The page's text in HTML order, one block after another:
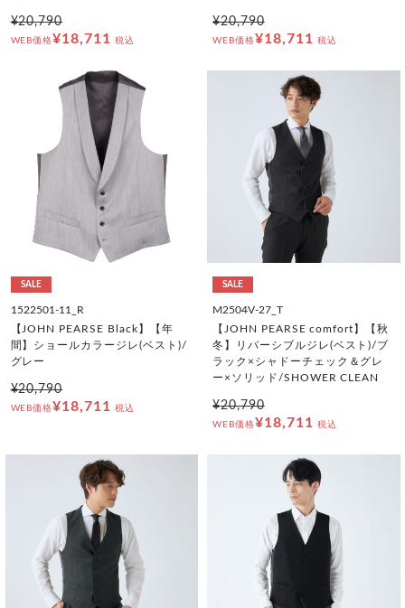
¥20,790
WEB価格¥18,711 税込
¥20,790
WEB価格¥18,711 税込
SALE
1522501-11_R
【JOHN PEARSE Black】【年
間】ショールカラージレ(ベスト)/
グレー
¥20,790
WEB価格¥18,711 税込
SALE
M2504V-27_T
【JOHN PEARSE comfort】【秋
冬】リバーシブルジレ(ベスト)/ブ
ラック×シャドーチェック＆グレ
ー×ソリッド/SHOWER CLEAN
¥20,790
WEB価格¥18,711 税込